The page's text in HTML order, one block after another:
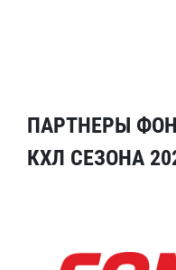
ПАРТНЕРЫ
КХЛ СЕЗОНА